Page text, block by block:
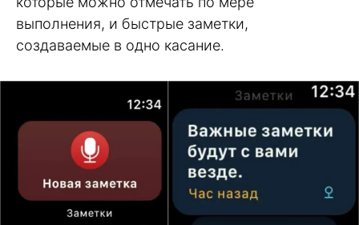
выполнения, и быстрые заметки,
создаваемые в одно касание.